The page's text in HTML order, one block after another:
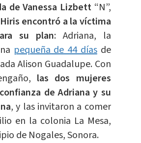
de Vanessa Lizbett “N”,
Hiris encontró a la víctima
su plan: Adriana, la
pequeña de 44 díasde
Alison Guadalupe. Con
las dos mujeres
de Adriana y su
, y las invitaron a comer
en la colonia La Mesa,
de Nogales, Sonora.